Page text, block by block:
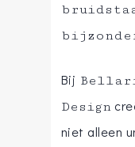
Bij
Design
niet alleen